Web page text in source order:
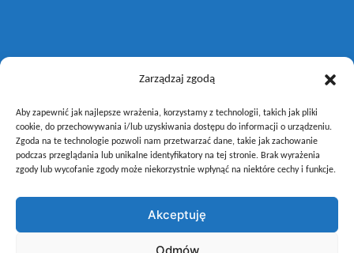
Zarządzaj zgodą
Aby zapewnić jak najlepsze wrażenia, korzystamy z technologii, takich jak pliki
cookie, do przechowywania i/lub uzyskiwania dostępu do informacji o urządzeniu.
Zgoda na te technologie pozwoli nam przetwarzać dane, takie jak zachowanie
podczas przeglądania lub unikalne identyfikatory na tej stronie. Brak wyrażenia
zgody lub wycofanie zgody może niekorzystnie wpłynąć na niektóre cechy i funkcje.
Akceptuję
Odmów
Skrzynka EPUAP: ZespolLowicz
wyślij pismo ogólne do szkoły –poprzez
gov.pl
Copyright © Zespół Szkół i Placówek Oświatowych Województwa